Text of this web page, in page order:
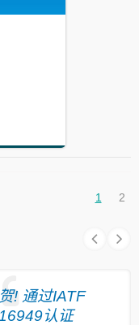
1 2
贺! 通过IATF
认证